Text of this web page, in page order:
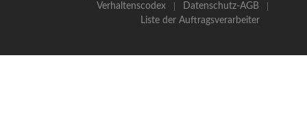
Verhaltenscodex
Datenschutz-AGB
Liste der Auftragsverarbeiter